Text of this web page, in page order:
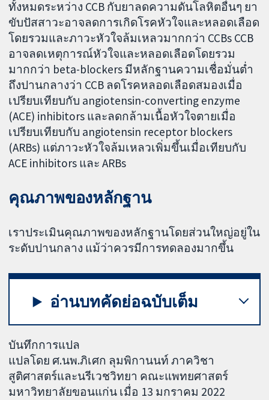
ทั้งหมดระหว่าง CCB กับยาลดความดันโลหิตอื่นๆ ยา
ขับปัสสาวะอาจลดการเกิดโรคหัวใจและหลอดเลือด
โดยรวมและภาวะหัวใจล้มเหลวมากกว่า CCBs CCB
อาจลดเหตุการณ์หัวใจและหลอดเลือดโดยรวม
มากกว่า beta-blockers มีหลักฐานความเชื่อมั่นต่ำ
ถึงปานกลางว่า CCB ลดโรคหลอดเลือดสมองเมื่อ
เปรียบเทียบกับ angiotensin-converting enzyme
(ACE) inhibitors และลดกล้ามเนื้อหัวใจตายเมื่อ
เปรียบเทียบกับ angiotensin receptor blockers
(ARBs) แต่ภาวะหัวใจล้มเหลวเพิ่มขึ้นเมื่อเทียบกับ
ACE inhibitors และ ARBs
คุณภาพของหลักฐาน
เราประเมินคุณภาพของหลักฐานโดยส่วนใหญ่อยู่ใน
ระดับปานกลาง แม้ว่าควรมีการทดลองมากขึ้น
อ่านบทคัดย่อฉบับเต็ม
บันทึกการแปล
แปลโดย ศ.นพ.ภิเศก ลุมพิกานนท์ ภาควิชา
สูติศาสตร์และนรีเวชวิทยา คณะแพทยศาสตร์
มหาวิทยาลัยขอนแก่น เมื่อ 13 มกราคม 2022